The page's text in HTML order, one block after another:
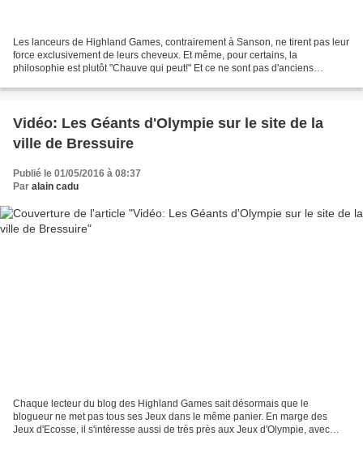
Les lanceurs de Highland Games, contrairement à Sanson, ne tirent pas leur
force exclusivement de leurs cheveux. Et même, pour certains, la
philosophie est plutôt "Chauve qui peut!" Et ce ne sont pas d'anciens
Vidéo: Les Géants d'Olympie sur le site de la
ville de Bressuire
Publié le 01/05/2016 à 08:37
Par alain cadu
Chaque lecteur du blog des Highland Games sait désormais que le
blogueur ne met pas tous ses Jeux dans le même panier. En marge des
Jeux d'Ecosse, il s'intéresse aussi de très près aux Jeux d'Olympie, avec